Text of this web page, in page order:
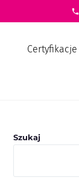
Certyfikacje
Szukaj